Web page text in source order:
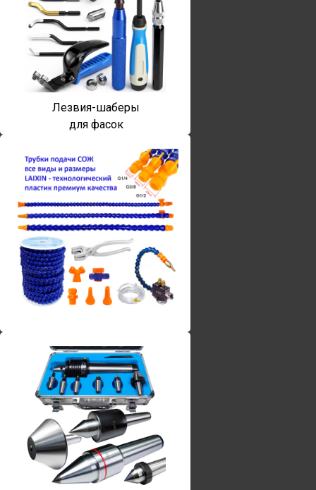
Лезвия-шаберы
для фасок
Винты torx